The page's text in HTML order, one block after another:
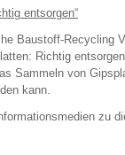
entsorgen“
Baustoff-Recycling
Richtig
Sammeln von
kann.
zu